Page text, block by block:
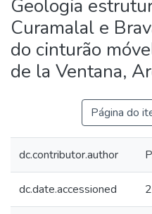
Geologia
Curamalal e
do cinturão
de la Ventana,
Página do
dc.contributor.author
dc.date.accessioned